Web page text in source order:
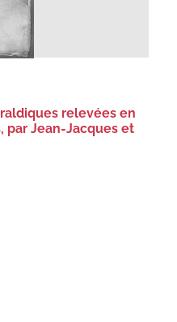
relevées en
par Jean-Jacques et